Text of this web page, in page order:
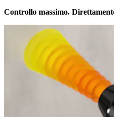
Controllo massimo.